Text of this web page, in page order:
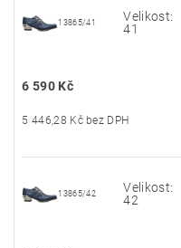
13865/41
Velikost:
41
6 590 Kč
5 446,28 Kč bez DPH
13865/42
Velikost:
42